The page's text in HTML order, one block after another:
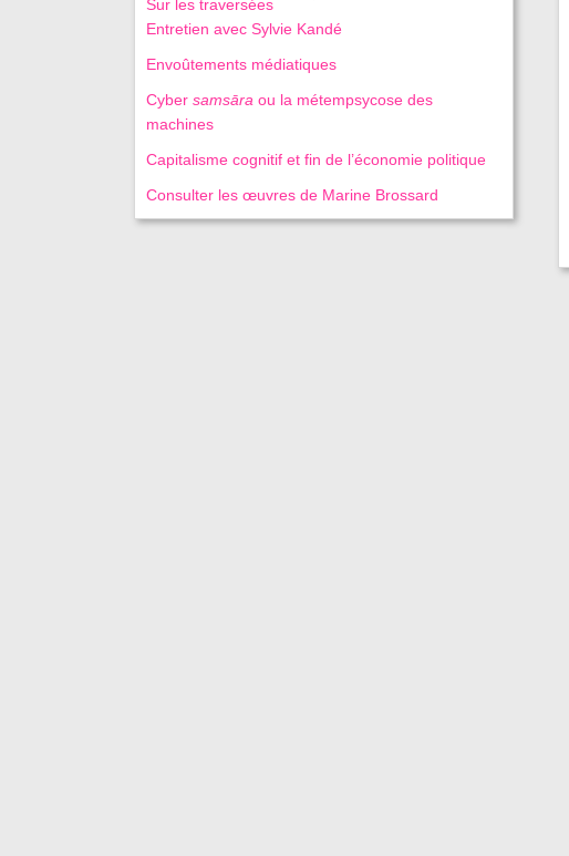
Sur les traversées
Entretien avec Sylvie Kandé
Envoûtements médiatiques
Cyber samsāra ou la métempsycose des
machines
Capitalisme cognitif et fin de l’économie politique
Consulter les œuvres de Marine Brossard